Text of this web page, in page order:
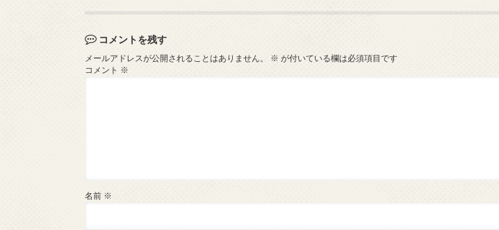
コメントを残す
メールアドレスが公開されることはありません。 ※ が付いている欄は必須項目です
コメント ※
名前 ※